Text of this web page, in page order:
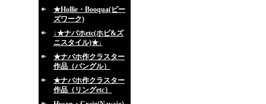
★Hollie・Booqua(ビー
ズワーク)
↓★ナバホetc(ホピ&ズ
ニスタイル)★↓
★ナバホ作クラスター
作品（バングル）
★ナバホ作クラスター
作品（リングetc）